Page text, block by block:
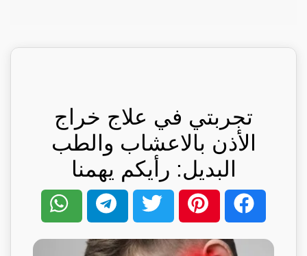
تجربتي في علاج خراج
الأذن بالاعشاب والطب
البديل: رأيكم يهمنا